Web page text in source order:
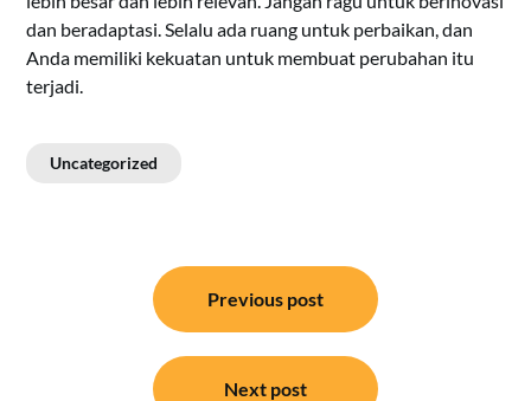
dan beradaptasi. Selalu ada ruang untuk perbaikan, dan
Anda memiliki kekuatan untuk membuat perubahan itu
terjadi.
Uncategorized
navigation
Previous post
Next post